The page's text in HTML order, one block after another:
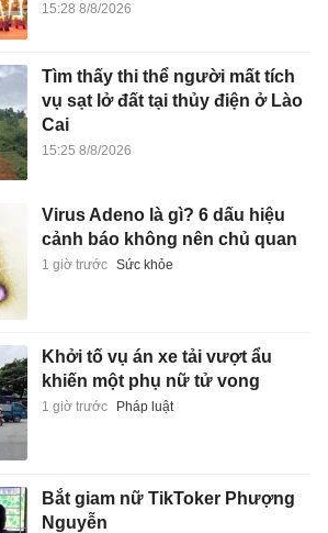
15:28 8/8/2026
Tìm thấy thi thể người mất tích
vụ sạt lở đất tại thủy điện ở Lào
Cai
15:25 8/8/2026
Virus Adeno là gì? 6 dấu hiệu
cảnh báo không nên chủ quan
1 giờ trước Sức khỏe
Khởi tố vụ án xe tải vượt ẩu
khiến một phụ nữ tử vong
1 giờ trước Pháp luật
Bắt giam nữ TikToker Phượng
Nguyễn